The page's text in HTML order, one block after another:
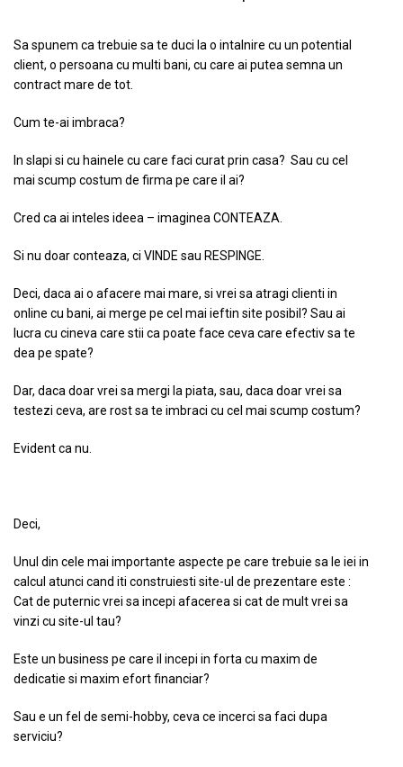
Sa spunem ca trebuie sa te duci la o intalnire cu un potential
client, o persoana cu multi bani, cu care ai putea semna un
contract mare de tot.
Cum te-ai imbraca?
In slapi si cu hainele cu care faci curat prin casa? Sau cu cel
mai scump costum de firma pe care il ai?
Cred ca ai inteles ideea – imaginea CONTEAZA.
Si nu doar conteaza, ci VINDE sau RESPINGE.
Deci, daca ai o afacere mai mare, si vrei sa atragi clienti in
online cu bani, ai merge pe cel mai ieftin site posibil? Sau ai
lucra cu cineva care stii ca poate face ceva care efectiv sa te
dea pe spate?
Dar, daca doar vrei sa mergi la piata, sau, daca doar vrei sa
testezi ceva, are rost sa te imbraci cu cel mai scump costum?
Evident ca nu.
Deci,
Unul din cele mai importante aspecte pe care trebuie sa le iei in
calcul atunci cand iti construiesti site-ul de prezentare este :
Cat de puternic vrei sa incepi afacerea si cat de mult vrei sa
vinzi cu site-ul tau?
Este un business pe care il incepi in forta cu maxim de
dedicatie si maxim efort financiar?
Sau e un fel de semi-hobby, ceva ce incerci sa faci dupa
serviciu?